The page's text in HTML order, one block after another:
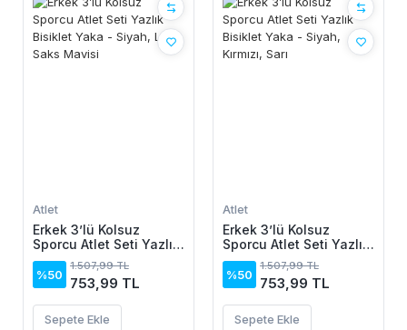
Atlet
Erkek 3’lü Kolsuz
Sporcu Atlet Seti Yazlık
Bisiklet Yaka - Siyah,
Lila, Saks Mavisi
%50
1.507,99 TL
753,99 TL
Sepete Ekle
Atlet
Erkek 3’lü Kolsuz
Sporcu Atlet Seti Yazlık
Bisiklet Yaka - Siyah,
Kırmızı, Sarı
%50
1.507,99 TL
753,99 TL
Sepete Ekle